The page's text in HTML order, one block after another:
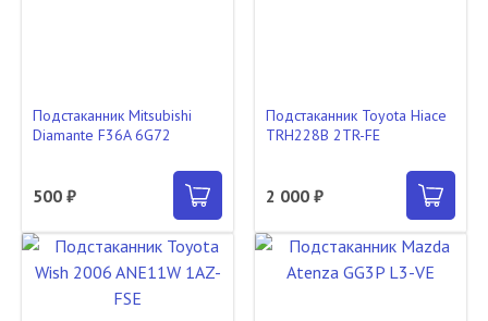
Подстаканник Mitsubishi
Diamante F36A 6G72
500 ₽
Подстаканник Toyota Hiace
TRH228B 2TR-FE
2 000 ₽